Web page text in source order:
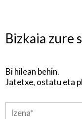
Bizkaia zure
Bi hilean behin.
Jatetxe, ostatu eta